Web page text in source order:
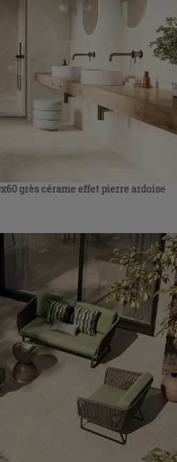
grès cérame effet pierre ardoise